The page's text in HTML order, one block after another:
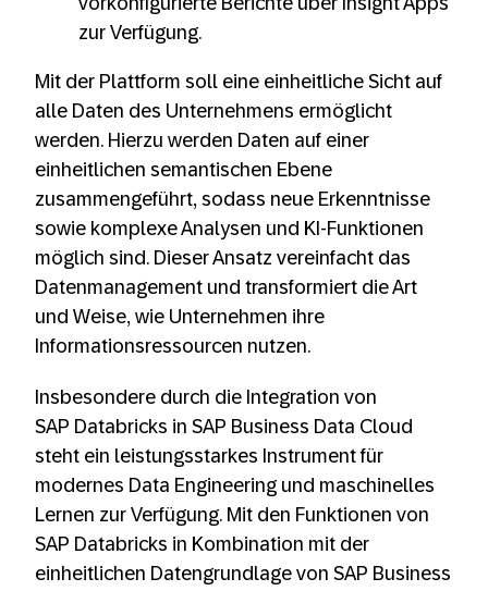
zur Verfügung.
Mit der Plattform soll eine einheitliche Sicht auf
alle Daten des Unternehmens ermöglicht
werden. Hierzu werden Daten auf einer
einheitlichen semantischen Ebene
zusammengeführt, sodass neue Erkenntnisse
sowie komplexe Analysen und KI-Funktionen
möglich sind. Dieser Ansatz vereinfacht das
Datenmanagement und transformiert die Art
und Weise, wie Unternehmen ihre
Informationsressourcen nutzen.
Insbesondere durch die Integration von
SAP Databricks in SAP Business Data Cloud
steht ein leistungsstarkes Instrument für
modernes Data Engineering und maschinelles
Lernen zur Verfügung. Mit den Funktionen von
SAP Databricks in Kombination mit der
einheitlichen Datengrundlage von SAP Business